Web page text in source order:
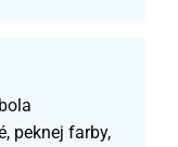
peknej farby,